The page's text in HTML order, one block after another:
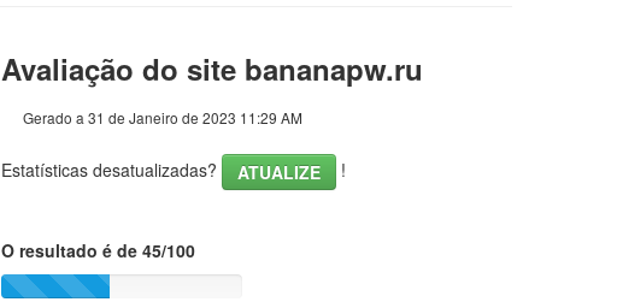
Avaliação do site bananapw.ru
Gerado a 31 de Janeiro de 2023 11:29 AM
Estatísticas desatualizadas? ATUALIZE !
O resultado é de 45/100